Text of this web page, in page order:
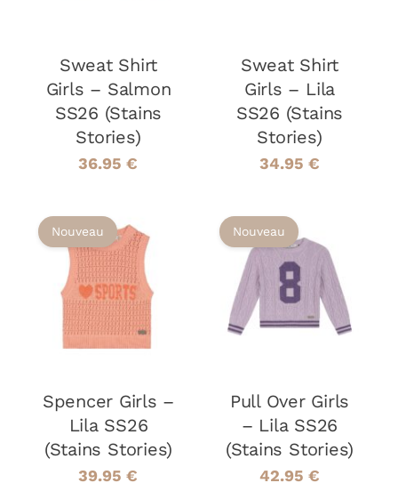
OPTIONS
PEUVENT
ÊTRE
CHOISIES
SUR
LA
Sweat Shirt
Girls – Salmon
SS26 (Stains
Stories)
36.95€
OPTIONS
PEUVENT
ÊTRE
CHOISIES
SUR
LA
Sweat Shirt
Girls – Lila
SS26 (Stains
Stories)
34.95 €
CHOIX DES
OPTIONS CE
PRODUIT
A
PLUSIEURS
OPTIONS
PEUVENT
ÊTRE
CHOISIES
SUR
DÉTAILS
Nouveau
Spencer Girls –
Lila SS26
(Stains Stories)
39.95€
CHOIX DES
OPTIONS
CE
PRODUIT
A
OPTIONS
PEUVENT
ÊTRE
CHOISIES
SUR
/
Nouveau
Pull Over Girls
– Lila SS26
(Stains Stories)
42.95 €